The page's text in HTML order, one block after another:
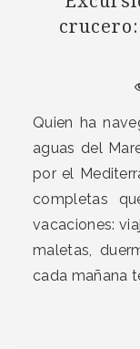
Quien ha
aguas del
por el
completas
vacaciones:
maletas,
cada mañana